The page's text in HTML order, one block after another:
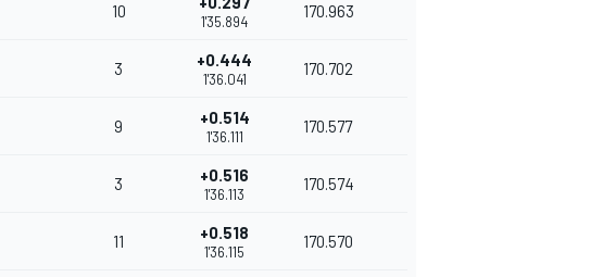
10
1'35.894
170.963
3 +0.444
1'36.041
170.702
9 +0.514
1'36.111
170.577
3 +0.516
1'36.113
170.574
11 +0.518
1'36.115
170.570